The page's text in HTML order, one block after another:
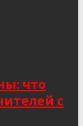
что
с